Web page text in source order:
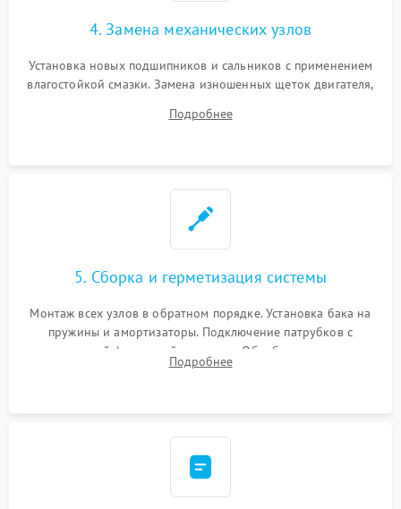
4. Замена механических узлов
Установка новых подшипников и сальников с применением
влагостойкой смазки. Замена изношенных щеток двигателя,
или поврежденной резиновой манжеты.
Подробнее
5. Сборка и герметизация системы
Монтаж всех узлов в обратном порядке. Установка бака на
пружины и амортизаторы. Подключение патрубков с
надежной фиксацией хомутами. Обработка стыков
герметиком для предотвращения возможных протечек воды.
Подробнее